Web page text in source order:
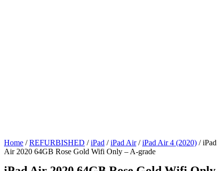
Home /REFURBISHED /iPad /iPad Air/iPad Air 4 (2020) / iPad
Air 2020 64GB Rose Gold Wifi Only – A-grade